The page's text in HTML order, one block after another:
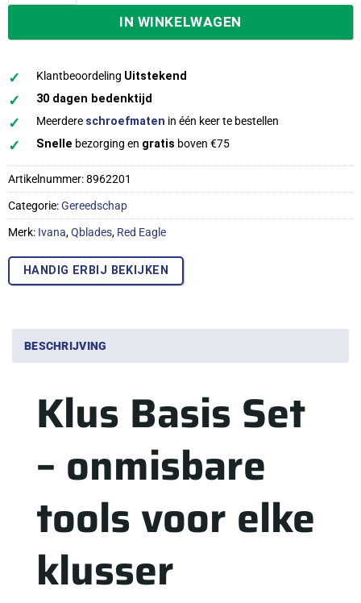
IN WINKELWAGEN
✓ Klantbeoordeling Uitstekend
✓ 30 dagen bedenktijd
✓ Meerdere schroefmaten in één keer te bestellen
✓ Snelle bezorging en gratis boven €75
Artikelnummer:8962201
Categorie:Gereedschap
Merk: Ivana,Qblades, Red Eagle
HANDIG ERBIJ BEKIJKEN
BESCHRIJVING
Klus Basis Set
– onmisbare
tools voor elke
klusser